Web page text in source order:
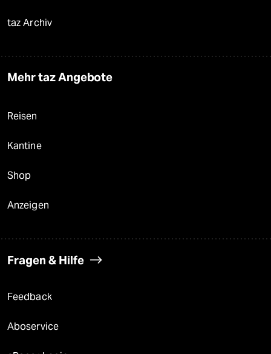
taz Archiv
Mehr taz Angebote
Reisen
Kantine
Shop
Anzeigen
Fragen & Hilfe
Feedback
Aboservice